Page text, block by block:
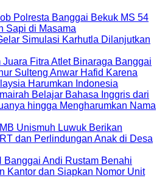
Polresta Banggai Bekuk MS 54
Sapi di Masama
Simulasi Karhutla Dilanjutkan
Fitra Atlet Binaraga Banggai
Sulteng Anwar Hafid Karena
Harumkan Indonesia
Belajar Bahasa Inggris dari
hingga Mengharumkan Nama
Unismuh Luwuk Berikan
dan Perlindungan Anak di Desa
Banggai Andi Rustam Benahi
Kantor dan Siapkan Nomor Unit